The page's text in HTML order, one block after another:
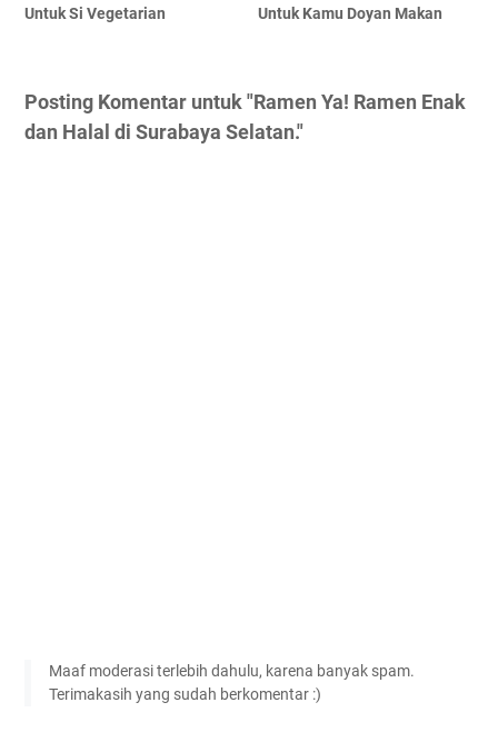
Untuk Si Vegetarian
Untuk Kamu Doyan Makan
Posting Komentar untuk "Ramen Ya! Ramen Enak
dan Halal di Surabaya Selatan."
Maaf moderasi terlebih dahulu, karena banyak spam.
Terimakasih yang sudah berkomentar :)